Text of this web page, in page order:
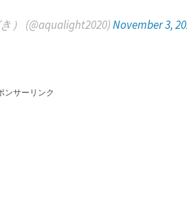
） (@aqualight2020)November 3,
ンサーリンク